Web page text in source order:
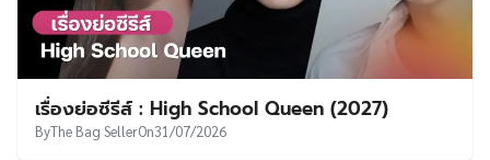
เรื่องย่อซีรีส์ : High School Queen (2027)
ByThe Bag SellerOn31/07/2026